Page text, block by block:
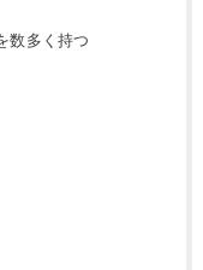
数多く持つ